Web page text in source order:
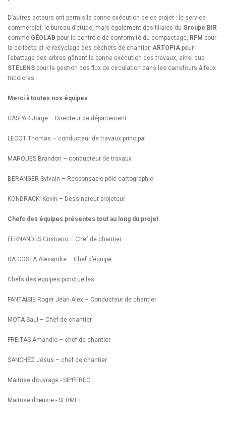
D’autres acteurs ont permis la bonne exécution de ce projet : le service
commercial, le bureau d’étude, mais également des filiales du Groupe BIR
comme GÉOLAB pour le contrôle de conformité du compactage, RFM pour
la collecte et le recyclage des déchets de chantier, ARTOPIA pour
l’abattage des arbres gênant la bonne exécution des travaux, ainsi que
STÉLENS pour la gestion des flux de circulation dans les carrefours à feux
tricolores.
Merci à toutes nos équipes
GASPAR Jorge – Directeur de département
LECOT Thomas – conducteur de travaux principal
MARQUES Brandon – conducteur de travaux
BERANGER Sylvain – Responsable pôle cartographie
KONDRACKI Kevin – Dessinateur projeteur
Chefs des équipes présentes tout au long du projet
FERNANDES Cristiano – Chef de chantier
DA COSTA Alexandre – Chef d’équipe
Chefs des équipes ponctuelles
FANTAISIE Roger Jean-Alex – Conducteur de chantier
MOTA Saul – Chef de chantier
FREITAS Amandio – chef de chantier
SANCHEZ Jésus – chef de chantier
Maitrise d’ouvrage - SIPPEREC
Maitrise d’œuvre - SERMET